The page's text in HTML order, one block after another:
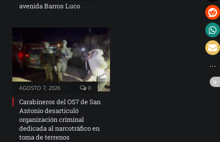
avenida Barros Luco
AGOSTO 7, 2026 0
Carabineros del OS7 de San
Antonio desarticuló
organización criminal
dedicada al narcotráfico en
toma de terrenos